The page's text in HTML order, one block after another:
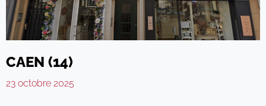
CAEN (14)
23 octobre 2025